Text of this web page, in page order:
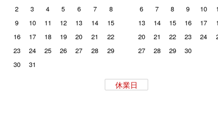
2
3 4 5 6 7
8
9
10 11 12 13 14
15
16
17 18 19 20 21
22
23
24 25 26 27 28
29
30
31
6
7 8 9 10
13
14 15 16 17
20
21 22 23 24
27
28 29 30
休業日